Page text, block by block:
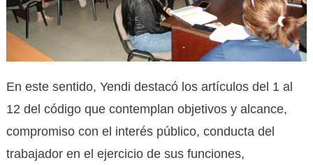
En este sentido, Yendi destacó los artículos del 1 al
12 del código que contemplan objetivos y alcance,
compromiso con el interés público, conducta del
trabajador en el ejercicio de sus funciones,